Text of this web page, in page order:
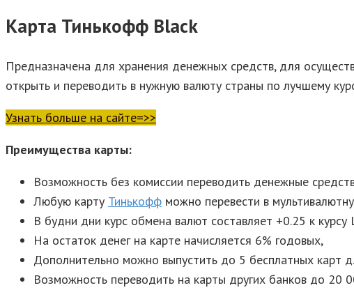
Карта Тинькофф Black
Предназначена для хранения денежных средств, для
открыть и переводить в нужную валюту страны по лучшему
Узнать больше на сайте=>>
Преимущества карты:
Возможность без комиссии переводить денежные
Любую карту Тинькофф можно перевести в
В будни дни курс обмена валют составляет +0.25 к
На остаток денег на карте начисляется 6% годовых,
Дополнительно можно выпустить до 5 бесплатных карт
Возможность переводить на карты других банков до 20